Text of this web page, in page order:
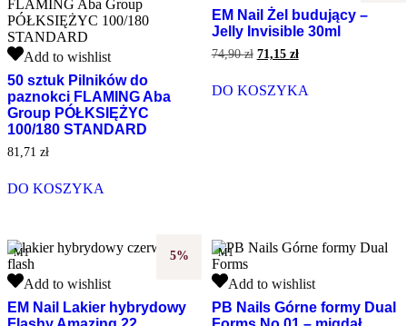
50
Pilników
do
paznokci
FLAMING
Aba
PÓŁKSIĘŻYC
Add to wishlist
50 sztuk Pilników do
paznokci FLAMING Aba
Group PÓŁKSIĘŻYC
100/180 STANDARD
81,71 zł
DO KOSZYKA
Żel
budujący
–
Invisible
EM Nail Żel budujący –
Jelly Invisible 30ml
74,90zł Pierwotna
74,90 zł.
71,15 złAktualna
71,15 zł.
DO KOSZYKA
5%
EM
Lakier
Add to wishlist
M1
EM Nail Lakier hybrydowy
PB
Górne
Add to wishlist
M1
PB Nails Górne formy Dual